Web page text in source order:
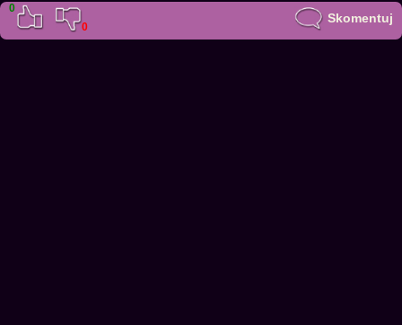
0
0
Skomentuj